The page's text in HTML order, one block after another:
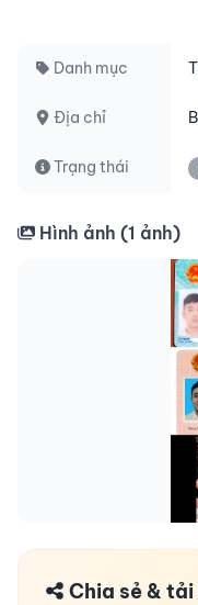
Danh mục
Địa chỉ
Trạng thái
Hình ảnh (1 ảnh)
Chia sẻ &